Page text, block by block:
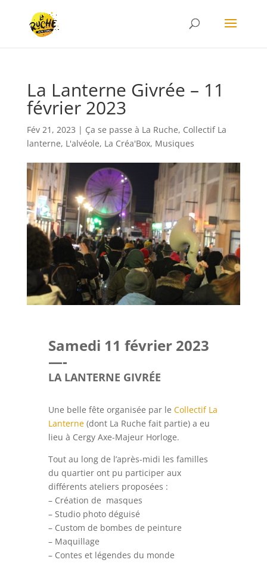
La Lanterne Givrée – 11
février 2023
Fév 21, 2023 | Ça se passe à La Ruche, Collectif La
lanterne, L'alvéole, La Créa'Box, Musiques
Samedi 11 février 2023
—-
LA LANTERNE GIVRÉE
Une belle fête organisée par le Collectif La
Lanterne(dont La Ruche fait partie) a eu
lieu à Cergy Axe-Majeur Horloge.
Tout au long de l’après-midi les familles
du quartier ont pu participer aux
différents ateliers proposées :
– Création de masques
– Studio photo déguisé
– Custom de bombes de peinture
– Maquillage
– Contes et légendes du monde